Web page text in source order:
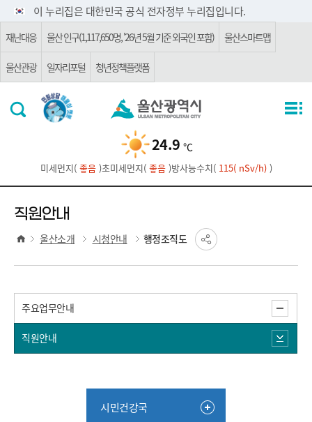
주요 메뉴로 건너뛰기
본문으로가기이 누리집은 대한민국 공식 전자정부 누리집입니다.
재난대응 울산 인구(1,117,650명, '26년 5월 기준 외국인 포함) 울산스마트맵
울산관광 일자리포털 청년정책플랫폼
24.9 ℃
미세먼지( 좋음)초미세먼지( 좋음)방사능수치(115( nSv/h) )
직원안내
울산소개 시청안내 행정조직도
주요업무안내
직원안내
시민건강국